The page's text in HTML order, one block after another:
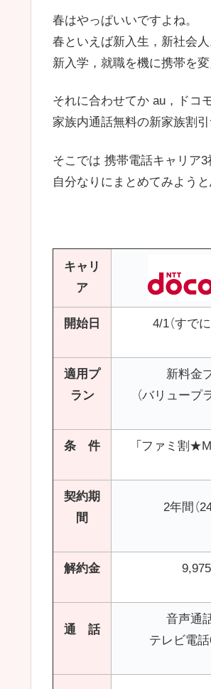
春はやっぱいいですよね。
春といえば新入生，新社会人
新入学，就職を機に携帯を
それに合わせてか au，ドコ
家族内通話無料の新家族割
そこでは 携帯電話キャリア
自分なりにまとめてみようと
キャリ
ア
開始日 4/1（すで
適用プ
ラン
新料金
（バリュープ
条 件 「ファミ割
契約期
間
2年間（
解約金
通 話
音声通
テレビ電